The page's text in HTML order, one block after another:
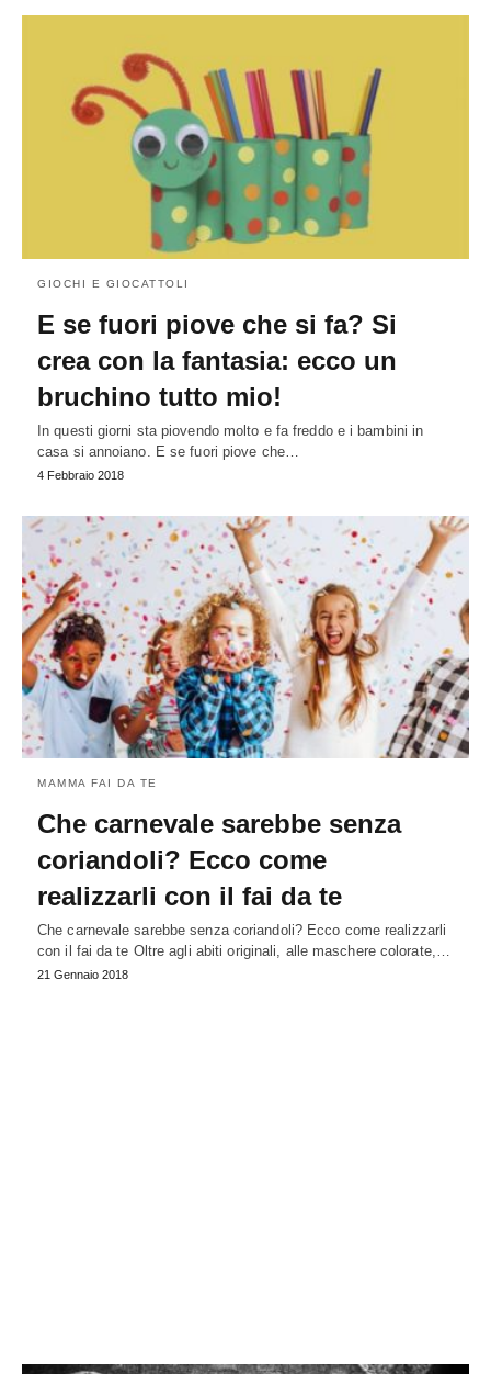
GIOCHI E GIOCATTOLI
E se fuori piove che si fa? Si
crea con la fantasia: ecco un
bruchino tutto mio!
In questi giorni sta piovendo molto e fa freddo e i bambini in
casa si annoiano. E se fuori piove che…
4 Febbraio 2018
MAMMA FAI DA TE
Che carnevale sarebbe senza
coriandoli? Ecco come
realizzarli con il fai da te
Che carnevale sarebbe senza coriandoli? Ecco come realizzarli
con il fai da te Oltre agli abiti originali, alle maschere colorate,…
21 Gennaio 2018